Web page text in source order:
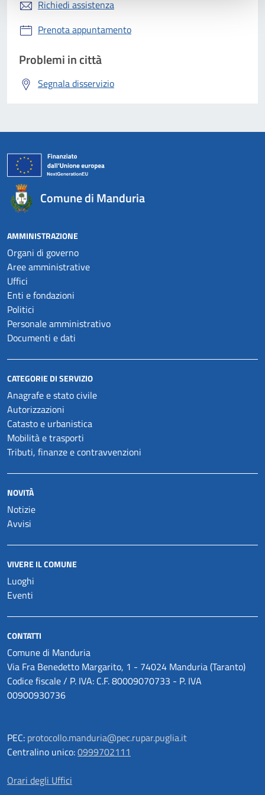
Richiedi assistenza
Prenota appuntamento
Problemi in città
Segnala disservizio
Comune di Manduria
AMMINISTRAZIONE
Organi di governo
Aree amministrative
Uffici
Enti e fondazioni
Politici
Personale amministrativo
Documenti e dati
CATEGORIE DI SERVIZIO
Anagrafe e stato civile
Autorizzazioni
Catasto e urbanistica
Mobilità e trasporti
Tributi, finanze e contravvenzioni
NOVITÀ
Notizie
Avvisi
VIVERE IL COMUNE
Luoghi
Eventi
CONTATTI
Comune di Manduria
Via Fra Benedetto Margarito, 1 - 74024 Manduria (Taranto)
Codice fiscale / P. IVA: C.F. 80009070733 - P. IVA
00900930736
PEC: protocollo.manduria@pec.rupar.puglia.it
Centralino unico:0999702111
Orari degli Uffici